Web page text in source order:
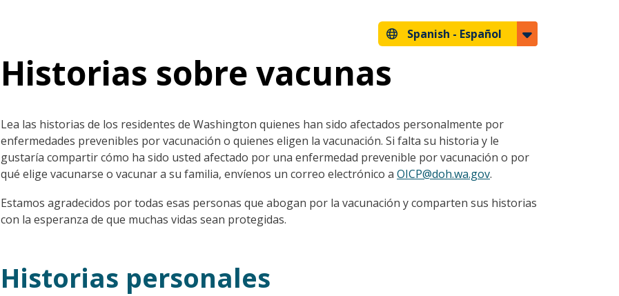
Spanish - Español
Historias sobre vacunas
Lea las historias de los residentes de Washington quienes han sido afectados personalmente por
enfermedades prevenibles por vacunación o quienes eligen la vacunación. Si falta su historia y le
gustaría compartir cómo ha sido usted afectado por una enfermedad prevenible por vacunación o por
qué elige vacunarse o vacunar a su familia, envíenos un correo electrónico a OICP@doh.wa.gov.
Estamos agradecidos por todas esas personas que abogan por la vacunación y comparten sus historias
con la esperanza de que muchas vidas sean protegidas.
Historias personales